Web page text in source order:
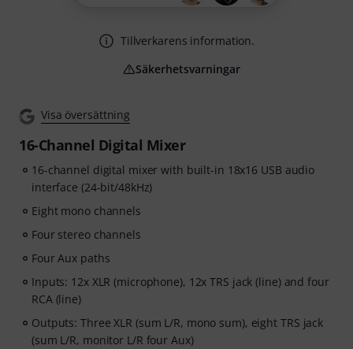
Visa översättning
16-Channel Digital Mixer
16-channel digital mixer with built-in 18x16 USB audio
interface (24-bit/48kHz)
Eight mono channels
Four stereo channels
Four Aux paths
Inputs: 12x XLR (microphone), 12x TRS jack (line) and four
RCA (line)
Outputs: Three XLR (sum L/R, mono sum), eight TRS jack
(sum L/R, monitor L/R four Aux)
Tillverkarens information.
Säkerhetsvarningar